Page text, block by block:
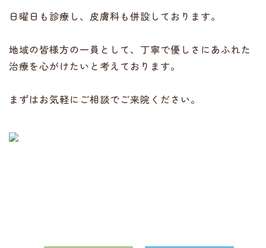
日曜日も診療し、皮膚科も併設しております。
地域の皆様方の一員として、丁寧で優しさにあふれた
治療を心がけたいと考えております。
まずはお気軽にご相談でご来院ください。